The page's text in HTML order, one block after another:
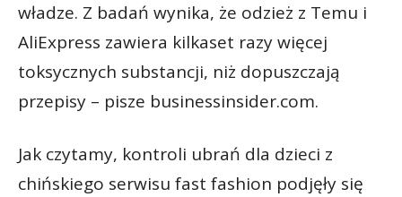
władze. Z badań wynika, że odzież z Temu i
AliExpress zawiera kilkaset razy więcej
toksycznych substancji, niż dopuszczają
przepisy – pisze businessinsider.com.
Jak czytamy, kontroli ubrań dla dzieci z
chińskiego serwisu fast fashion podjęły się